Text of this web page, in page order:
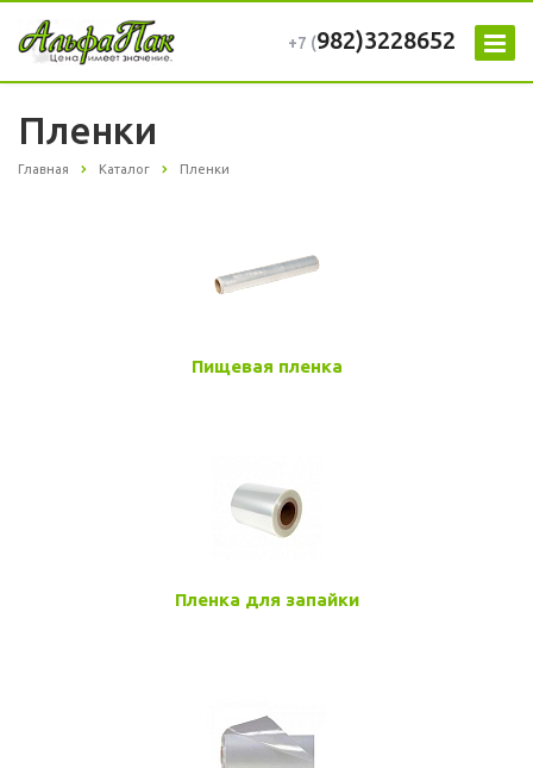
+7 (982)3228652
Пленки
Главная Каталог Пленки
Пищевая пленка
Пленка для запайки